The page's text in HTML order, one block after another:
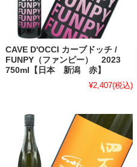
CAVE D'OCCI カーブドッチ /
FUNPY（ファンピー） 2023
750ml【日本 新潟 赤】
¥2,407(税込)